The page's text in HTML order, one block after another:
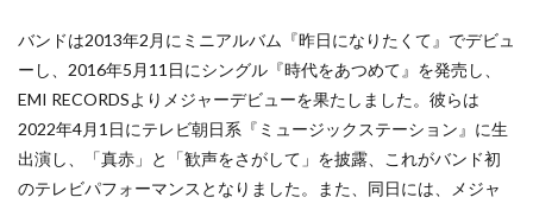
バンドは2013年2月にミニアルバム『昨日になりたくて』でデビュ
ーし、2016年5月11日にシングル『時代をあつめて』を発売し、
EMI RECORDSよりメジャーデビューを果たしました​​。彼らは
2022年4月1日にテレビ朝日系『ミュージックステーション』に生
出演し、「真赤」と「歓声をさがして」を披露、これがバンド初
のテレビパフォーマンスとなりました。また、同日には、メジャ